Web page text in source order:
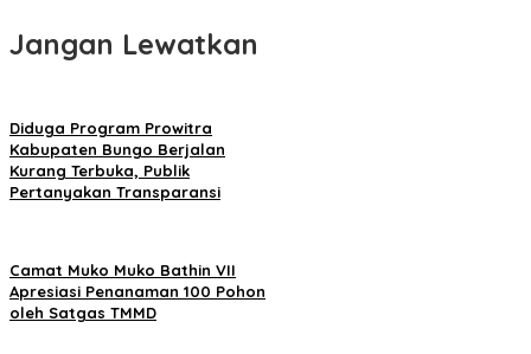
Jangan Lewatkan
Diduga Program Prowitra
Kabupaten Bungo Berjalan
Kurang Terbuka, Publik
Pertanyakan Transparansi
Camat Muko Muko Bathin VII
Apresiasi Penanaman 100 Pohon
oleh Satgas TMMD